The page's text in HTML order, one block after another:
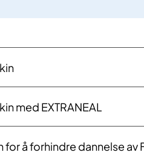
med EXTRANEAL
for å forhindre dannelse av